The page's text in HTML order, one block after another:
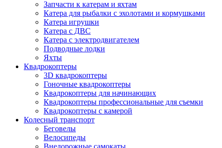
Запчасти к катерам и яхтам
Катера для рыбалки с эхолотами и кормушками
Катера игрушки
Катера с ДВС
Катера с электродвигателем
Подводные лодки
Яхты
Квадрокоптеры
3D квадрокоптеры
Гоночные квадрокоптеры
Квадрокоптеры для начинающих
Квадрокоптеры профессиональные для съемки
Квадрокоптеры с камерой
Колесный транспорт
Беговелы
Велосипеды
Внедорожные самокаты